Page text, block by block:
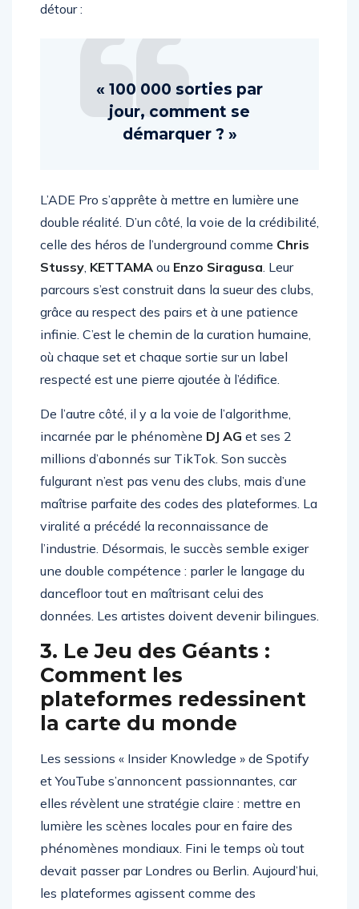
détour :
« 100 000 sorties par
jour, comment se
démarquer ? »
L’ADE Pro s’apprête à mettre en lumière une
double réalité. D’un côté, la voie de la crédibilité,
celle des héros de l’underground comme Chris
Stussy, KETTAMA ou Enzo Siragusa. Leur
parcours s’est construit dans la sueur des clubs,
grâce au respect des pairs et à une patience
infinie. C’est le chemin de la curation humaine,
où chaque set et chaque sortie sur un label
respecté est une pierre ajoutée à l’édifice.
De l’autre côté, il y a la voie de l’algorithme,
incarnée par le phénomène DJ AG et ses 2
millions d’abonnés sur TikTok. Son succès
fulgurant n’est pas venu des clubs, mais d’une
maîtrise parfaite des codes des plateformes. La
viralité a précédé la reconnaissance de
l’industrie. Désormais, le succès semble exiger
une double compétence : parler le langage du
dancefloor tout en maîtrisant celui des
données. Les artistes doivent devenir bilingues.
3. Le Jeu des Géants :
Comment les
plateformes redessinent
la carte du monde
Les sessions « Insider Knowledge » de Spotify
et YouTube s’annoncent passionnantes, car
elles révèlent une stratégie claire : mettre en
lumière les scènes locales pour en faire des
phénomènes mondiaux. Fini le temps où tout
devait passer par Londres ou Berlin. Aujourd’hui,
les plateformes agissent comme des